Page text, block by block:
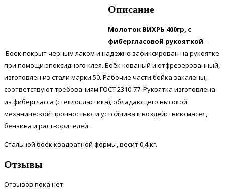
Описание
Молоток ВИХРЬ 400гр, с
фибергласовой рукояткой–
Боек покрыт черным лаком и надежно зафиксирован на рукоятке
при помощи эпоксидного клея. Боёк кованый и отфрезерованный,
изготовлен из стали марки 50. Рабочие части бойка закалены,
соответствуют требованиям ГОСТ 2310-77. Рукоятка изготовлена
из фибергласса (стеклопластика), обладающего высокой
механической прочностью, и устойчива к воздействию масел,
бензина и растворителей.
Стальной боёк квадратной формы, весит 0,4 кг.
Отзывы
Отзывов пока нет.